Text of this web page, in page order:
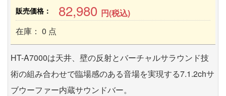
販売価格： 82,980 円(税込)
在庫： 0 点
HT-A7000は天井、壁の反射とバーチャルサラウンド技
術の組み合わせで臨場感のある音場を実現する7.1.2chサ
ブウーファー内蔵サウンドバー。